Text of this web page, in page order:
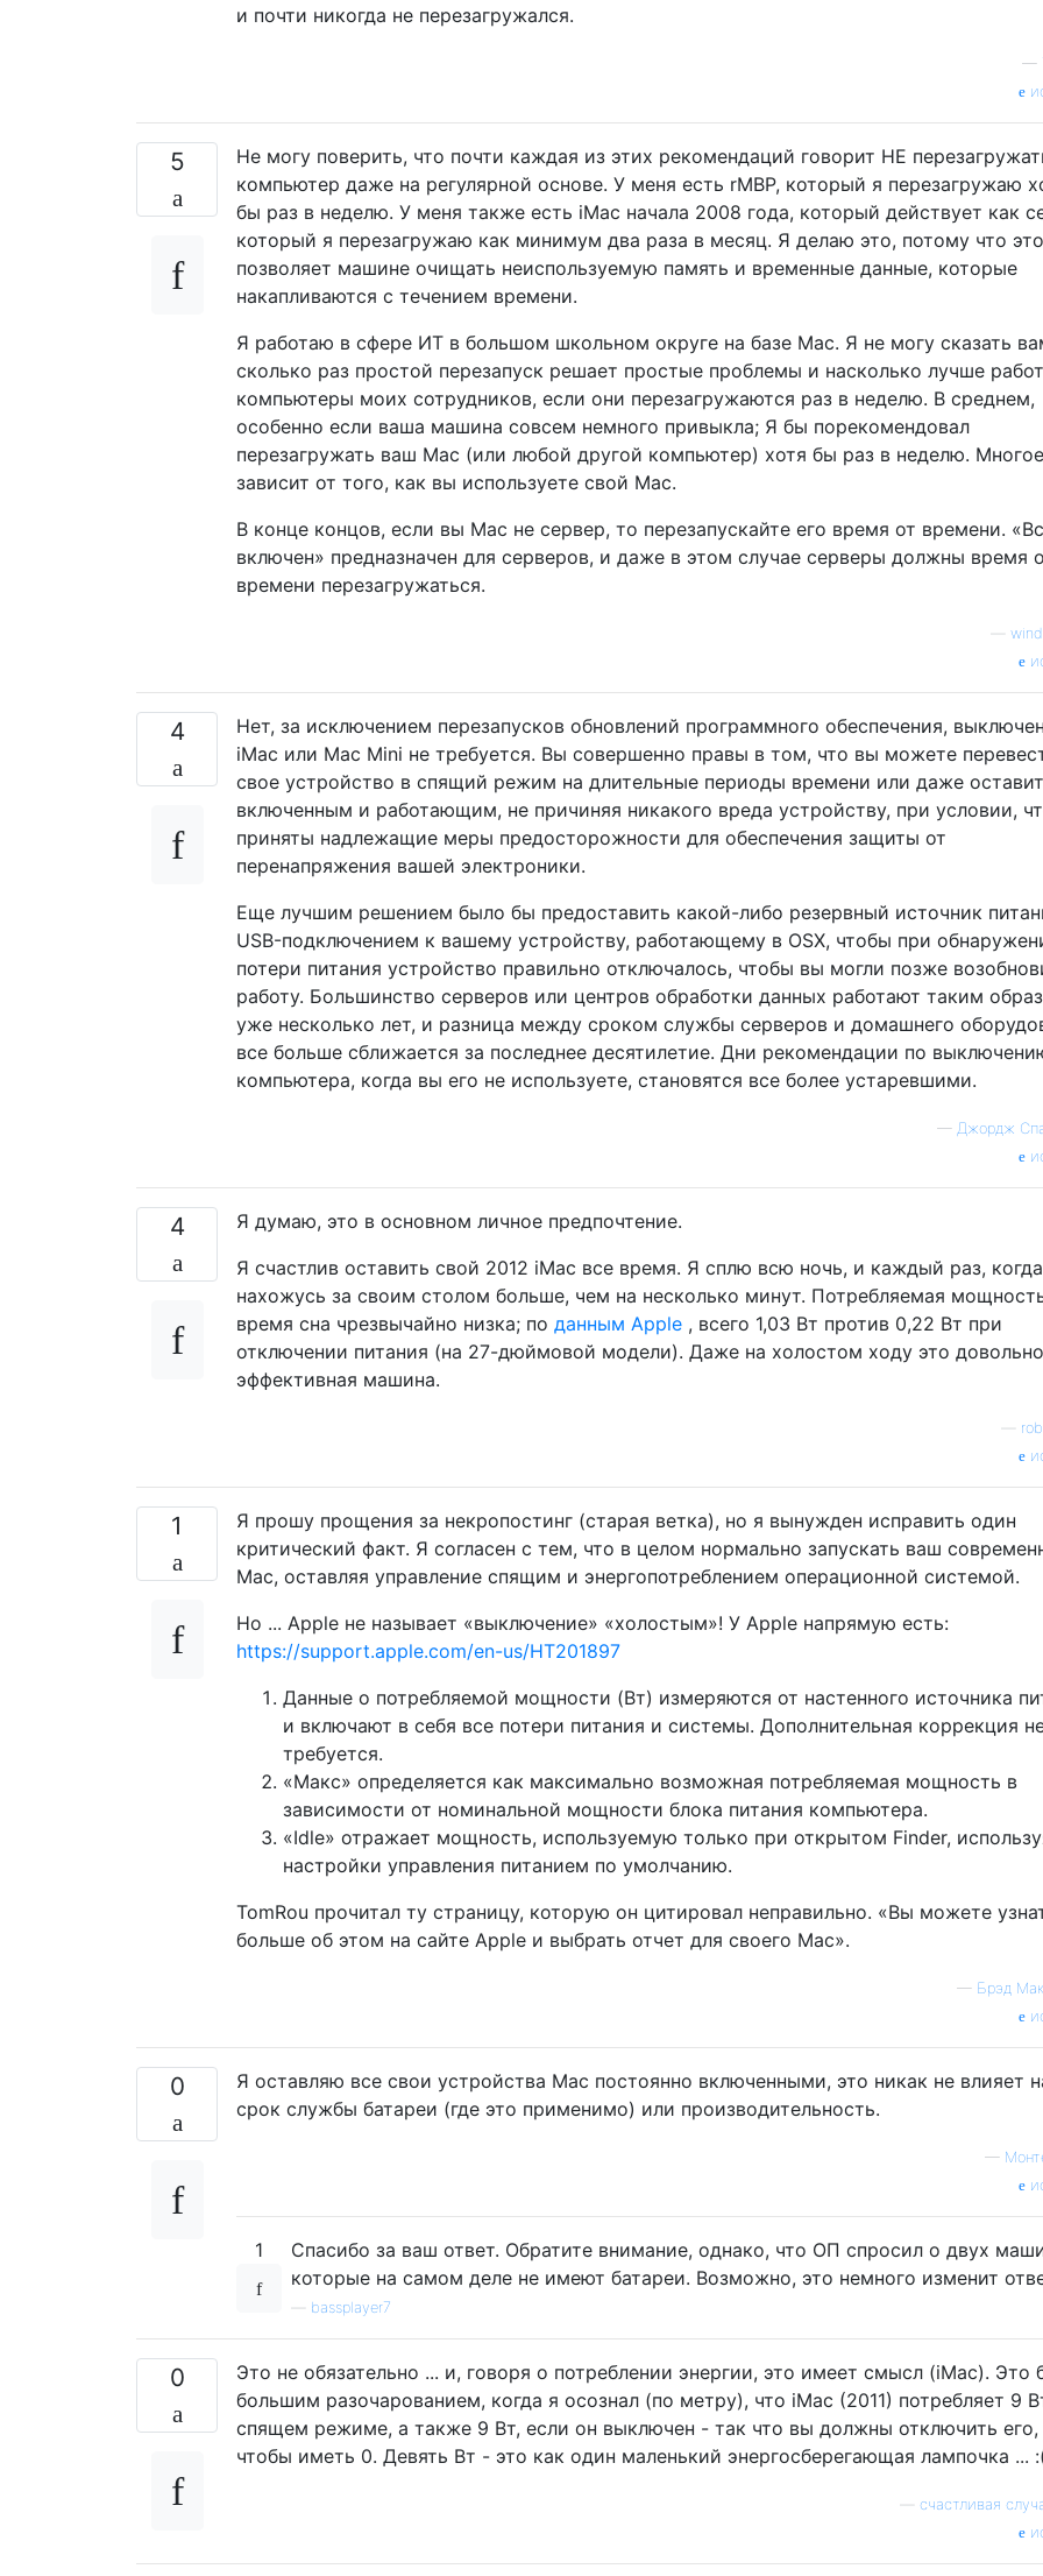
и почти никогда не перезагружался.
—
5
Не могу поверить, что почти каждая из этих рекомендаций говорит НЕ
компьютер даже на регулярной основе. У меня есть rMBP, который я перезагружаю
бы раз в неделю. У меня также есть iMac начала 2008 года, который действует как
который я перезагружаю как минимум два раза в месяц. Я делаю это, потому что это
позволяет машине очищать неиспользуемую память и временные данные, которые
накапливаются с течением времени.
Я работаю в сфере ИТ в большом школьном округе на базе Mac. Я не могу сказать
сколько раз простой перезапуск решает простые проблемы и насколько лучше
компьютеры моих сотрудников, если они перезагружаются раз в неделю. В среднем,
особенно если ваша машина совсем немного привыкла; Я бы порекомендовал
перезагружать ваш Mac (или любой другой компьютер) хотя бы раз в неделю. Многое
зависит от того, как вы используете свой Mac.
В конце концов, если вы Mac не сервер, то перезапускайте его время от времени.
включен» предназначен для серверов, и даже в этом случае серверы должны время
времени перезагружаться.
4
Нет, за исключением перезапусков обновлений программного обеспечения,
iMac или Mac Mini не требуется. Вы совершенно правы в том, что вы можете
свое устройство в спящий режим на длительные периоды времени или даже
включенным и работающим, не причиняя никакого вреда устройству, при условии,
приняты надлежащие меры предосторожности для обеспечения защиты от
перенапряжения вашей электроники.
Еще лучшим решением было бы предоставить какой-либо резервный источник
USB-подключением к вашему устройству, работающему в OSX, чтобы при
потери питания устройство правильно отключалось, чтобы вы могли позже
работу. Большинство серверов или центров обработки данных работают таким
уже несколько лет, и разница между сроком службы серверов и домашнего
все больше сближается за последнее десятилетие. Дни рекомендации по
компьютера, когда вы его не используете, становятся все более устаревшими.
— Джордж
4
Я думаю, это в основном личное предпочтение.
Я счастлив оставить свой 2012 iMac все время. Я сплю всю ночь, и каждый раз,
нахожусь за своим столом больше, чем на несколько минут. Потребляемая
время сна чрезвычайно низка; по данным Apple , всего 1,03 Вт против 0,22 Вт при
отключении питания (на 27-дюймовой модели). Даже на холостом ходу это довольно
эффективная машина.
1
Я прошу прощения за некропостинг (старая ветка), но я вынужден исправить один
критический факт. Я согласен с тем, что в целом нормально запускать ваш
Mac, оставляя управление спящим и энергопотреблением операционной системой.
Но ... Apple не называет «выключение» «холостым»! У Apple напрямую есть:
https://support.apple.com/en-us/HT201897
Данные о потребляемой мощности (Вт) измеряются от настенного источника
и включают в себя все потери питания и системы. Дополнительная коррекция
требуется.
«Макс» определяется как максимально возможная потребляемая мощность в
зависимости от номинальной мощности блока питания компьютера.
«Idle» отражает мощность, используемую только при открытом Finder,
настройки управления питанием по умолчанию.
TomRou прочитал ту страницу, которую он цитировал неправильно. «Вы можете
больше об этом на сайте Apple и выбрать отчет для своего Mac».
— Брэд
0
Я оставляю все свои устройства Mac постоянно включенными, это никак не влияет
срок службы батареи (где это применимо) или производительность.
—
1
Спасибо за ваш ответ. Обратите внимание, однако, что ОП спросил о двух
которые на самом деле не имеют батареи. Возможно, это немного изменит
bassplayer7
0
Это не обязательно ... и, говоря о потреблении энергии, это имеет смысл (iMac). Это
большим разочарованием, когда я осознал (по метру), что iMac (2011) потребляет 9
спящем режиме, а также 9 Вт, если он выключен - так что вы должны отключить его,
чтобы иметь 0. Девять Вт - это как один маленький энергосберегающая лампочка ...
счастливая